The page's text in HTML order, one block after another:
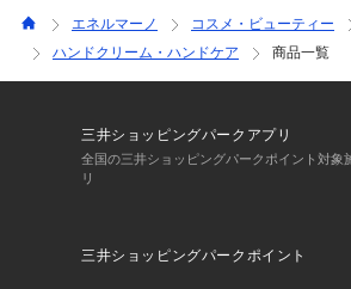
エネルマーノ コスメ・ビューティー
ハンドクリーム・ハンドケア
商品一覧
三井ショッピングパークアプリ
全国の三井ショッピングパークポイント対象
リ
三井ショッピングパークポイント